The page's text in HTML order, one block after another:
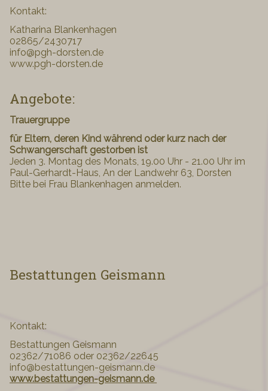
Kontakt:
Katharina Blankenhagen
02865/2430717
info@pgh-dorsten.de
www.pgh-dorsten.de
Angebote:
Trauergruppe
für Eltern, deren Kind während oder kurz nach der
Schwangerschaft gestorben ist
Jeden 3. Montag des Monats, 19.00 Uhr - 21.00 Uhr im
Paul-Gerhardt-Haus, An der Landwehr 63, Dorsten
Bitte bei Frau Blankenhagen anmelden.
Bestattungen Geismann
Kontakt:
Bestattungen Geismann
02362/71086 oder 02362/22645
info@bestattungen-geismann.de
www.bestattungen-geismann.de